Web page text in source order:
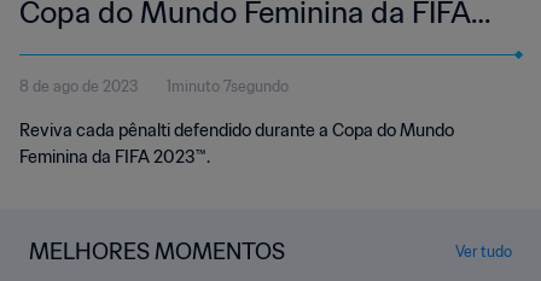
Copa do Mundo Feminina da FIFA
2023™
8 de ago de 2023 1minuto 7segundo
Reviva cada pênalti defendido durante a Copa do Mundo
Feminina da FIFA 2023™.
MELHORES MOMENTOS Ver tudo